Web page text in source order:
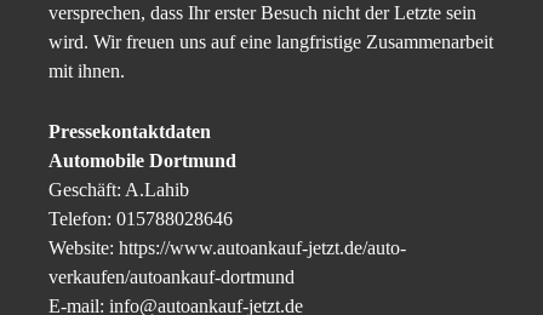
versprechen, dass Ihr erster Besuch nicht der Letzte sein
wird. Wir freuen uns auf eine langfristige Zusammenarbeit
mit ihnen.
Pressekontaktdaten
Automobile Dortmund
Geschäft: A.Lahib
Telefon: 015788028646
Website: https://www.autoankauf-jetzt.de/auto-
verkaufen/autoankauf-dortmund
E-mail: info@autoankauf-jetzt.de